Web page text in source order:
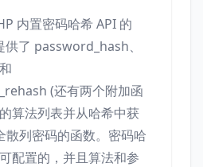
内置密码哈希 API 的
了 password_hash、
(还有两个附加函
算法列表并从哈希中获
散列密码的函数。密码哈
配置的，并且算法和参